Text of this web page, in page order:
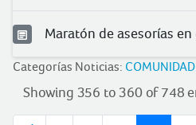
Maratón de asesorías
Categorías Noticias: COMUNIDAD
Showing 356 to 360 of 748